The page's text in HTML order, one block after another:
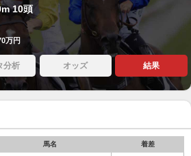
10頭
万円
分析 オッズ 結果
馬名 着差